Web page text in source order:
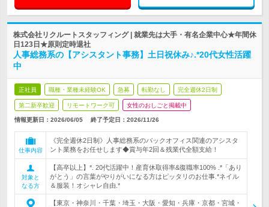
株式会社リクルートスタッフィング | 就業先は大手・有名企業中心★年間休
日123日★原則定時退社
人事総務系の【アシスタント事務】土日祝休み♪.*20代女性活躍
中
正社員 職種・業種未経験OK 急募 転勤なし 完全週休2日制
第二新卒歓迎 リモートワーク可 女性のおしごと掲載中
情報更新日：2026/06/05 終了予定日： 2026/11/26
仕事内容
《完全週休2日制》人事総務系のバックオフィス関連のアシスタ
ント業務をお任せします◆賞与年2回＆残業代全額支給！
対象と
なる方
【高卒以上】*. 20代活躍中！産育休取得率&復職率100% .*「あり
がとう」の言葉がやりがいになる方はピッタリのお仕事.*ネイル
＆服装！オシャレ自由.*
【東京・神奈川・千葉・埼玉・大阪・愛知・兵庫・京都・宮城・